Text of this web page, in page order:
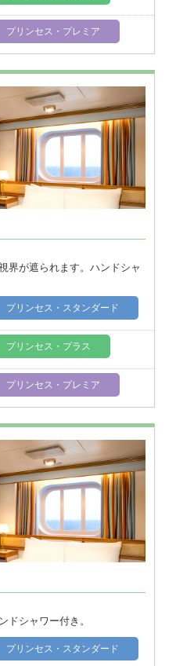
プリンセス・プレミア
界が遮られます。ハンドシャ
プリンセス・スタンダード
プリンセス・プラス
プリンセス・プレミア
ドシャワー付き。
プリンセス・スタンダード